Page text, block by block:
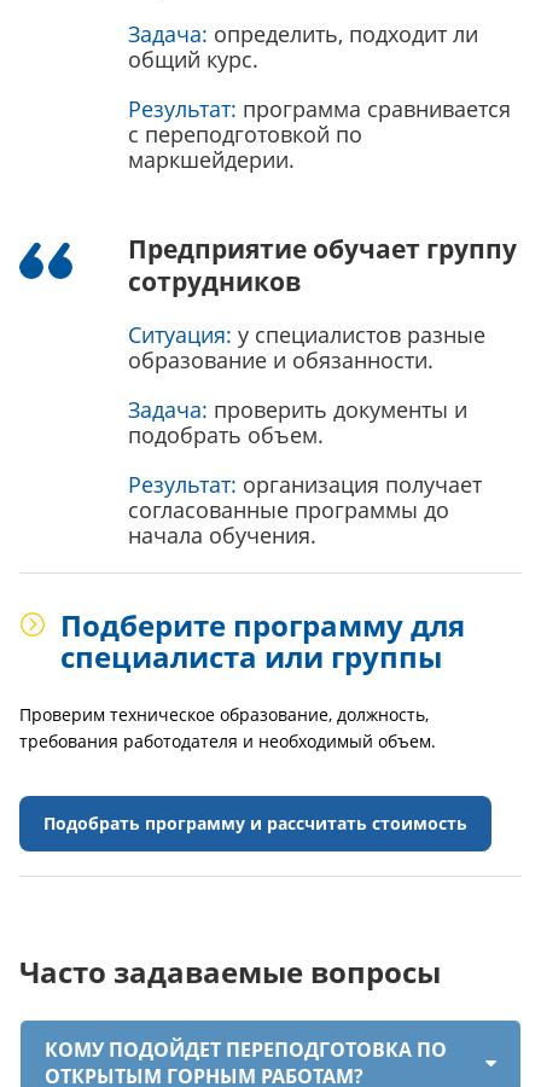
Задача: определить, подходит ли
общий курс.
Результат: программа сравнивается
с переподготовкой по
маркшейдерии.
Предприятие обучает группу
сотрудников
Ситуация: у специалистов разные
образование и обязанности.
Задача: проверить документы и
подобрать объем.
Результат: организация получает
согласованные программы до
начала обучения.
Подберите программу для
специалиста или группы
Проверим техническое образование, должность,
требования работодателя и необходимый объем.
Подобрать программу и рассчитать стоимость
Часто задаваемые вопросы
КОМУ ПОДОЙДЕТ ПЕРЕПОДГОТОВКА ПО
ОТКРЫТЫМ ГОРНЫМ РАБОТАМ?